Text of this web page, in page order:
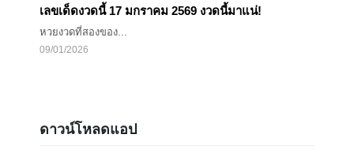
เลขเด็ดงวดนี้ 17 มกราคม 2569 งวดนี้มาแน่!
หวยงวดที่สองของ...
09/01/2026
ดาวน์โหลดแอป